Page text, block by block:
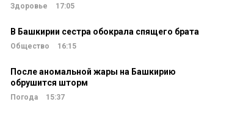
Здоровье 17:05
В Башкирии сестра обокрала спящего брата
Общество 16:15
После аномальной жары на Башкирию
обрушится шторм
Погода 15:37